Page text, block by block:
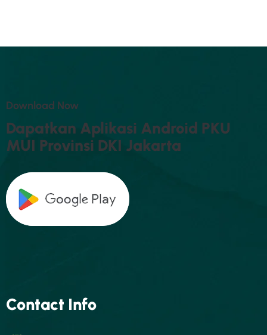
DOWNLOAD NOW
DAPATKAN APLIKASI ANDROID PKU
MUI PROVINSI DKI JAKARTA
Contact Info